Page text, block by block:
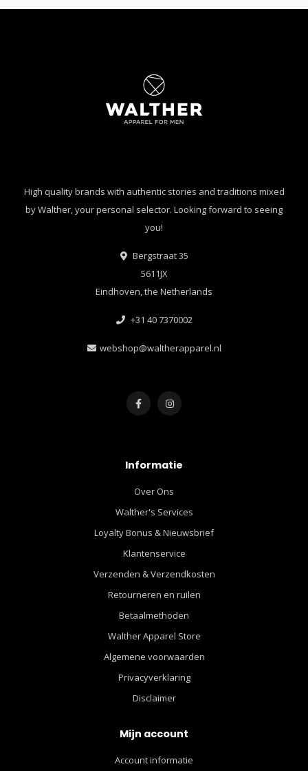
High quality brands with authentic stories and traditions mixed
by Walther, your personal selector. Looking forward to seeing
you!
Bergstraat 35
5611JX
Eindhoven, the Netherlands
+31 40 7370002
webshop@waltherapparel.nl
Informatie
Over Ons
Walther's Services
Loyalty Bonus & Nieuwsbrief
Klantenservice
Verzenden & Verzendkosten
Retourneren en ruilen
Betaalmethoden
Walther Apparel Store
Algemene voorwaarden
Privacyverklaring
Disclaimer
Mijn account
Account informatie